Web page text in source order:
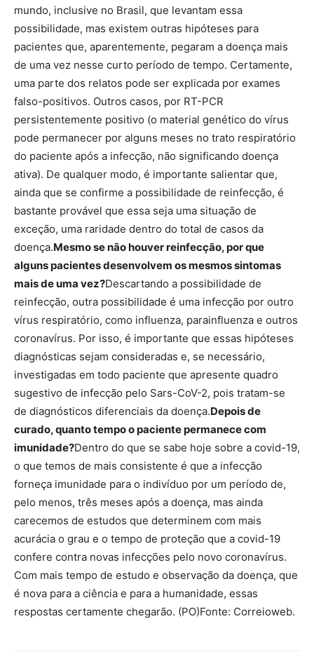
mundo, inclusive no Brasil, que levantam essa
possibilidade, mas existem outras hipóteses para
pacientes que, aparentemente, pegaram a doença mais
de uma vez nesse curto período de tempo. Certamente,
uma parte dos relatos pode ser explicada por exames
falso-positivos. Outros casos, por RT-PCR
persistentemente positivo (o material genético do vírus
pode permanecer por alguns meses no trato respiratório
do paciente após a infecção, não significando doença
ativa). De qualquer modo, é importante salientar que,
ainda que se confirme a possibilidade de reinfecção, é
bastante provável que essa seja uma situação de
exceção, uma raridade dentro do total de casos da
doença.Mesmo se não houver reinfecção, por que
alguns pacientes desenvolvem os mesmos sintomas
mais de uma vez?Descartando a possibilidade de
reinfecção, outra possibilidade é uma infecção por outro
vírus respiratório, como influenza, parainfluenza e outros
coronavírus. Por isso, é importante que essas hipóteses
diagnósticas sejam consideradas e, se necessário,
investigadas em todo paciente que apresente quadro
sugestivo de infecção pelo Sars-CoV-2, pois tratam-se
de diagnósticos diferenciais da doença.Depois de
curado, quanto tempo o paciente permanece com
imunidade?Dentro do que se sabe hoje sobre a covid-19,
o que temos de mais consistente é que a infecção
forneça imunidade para o indivíduo por um período de,
pelo menos, três meses após a doença, mas ainda
carecemos de estudos que determinem com mais
acurácia o grau e o tempo de proteção que a covid-19
confere contra novas infecções pelo novo coronavírus.
Com mais tempo de estudo e observação da doença, que
é nova para a ciência e para a humanidade, essas
respostas certamente chegarão. (PO)Fonte: Correioweb.